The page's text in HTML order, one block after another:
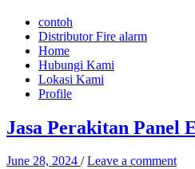
contoh
Distributor Fire alarm
Home
Hubungi Kami
Lokasi Kami
Profile
Jasa Perakitan Panel
June 28, 2024 /Leave a comment